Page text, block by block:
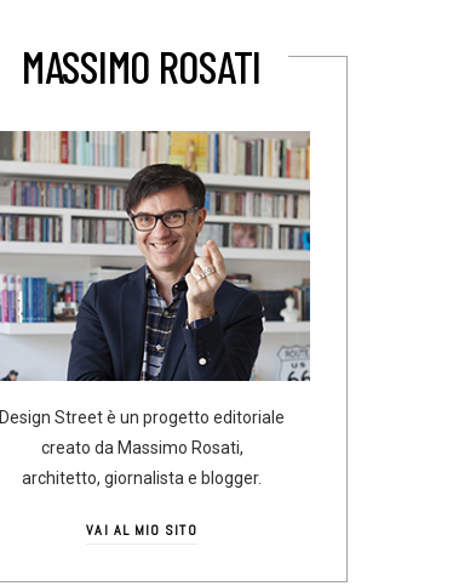
MASSIMO ROSATI
Design Street è un progetto editoriale
creato da Massimo Rosati,
architetto, giornalista e blogger.
VAI AL MIO SITO